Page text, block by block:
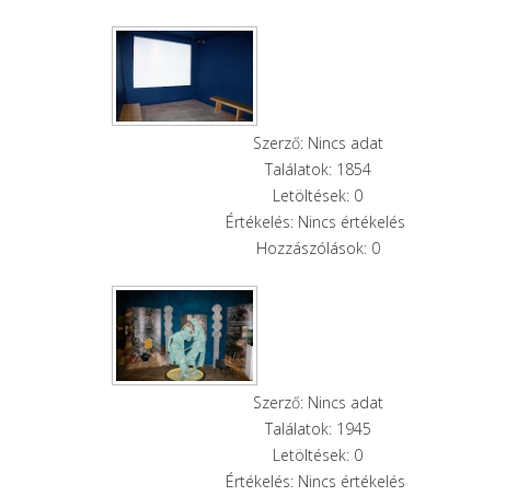
Szerző: Nincs adat
Találatok: 1854
Letöltések: 0
Értékelés: Nincs értékelés
Hozzászólások: 0
Szerző: Nincs adat
Találatok: 1945
Letöltések: 0
Értékelés: Nincs értékelés